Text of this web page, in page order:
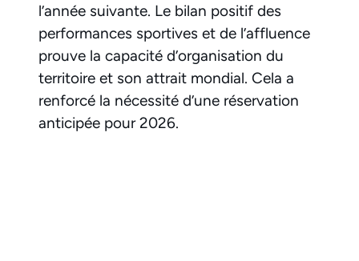
l’année suivante. Le bilan positif des
performances sportives et de l’affluence
prouve la capacité d’organisation du
territoire et son attrait mondial. Cela a
renforcé la nécessité d’une réservation
anticipée pour 2026.